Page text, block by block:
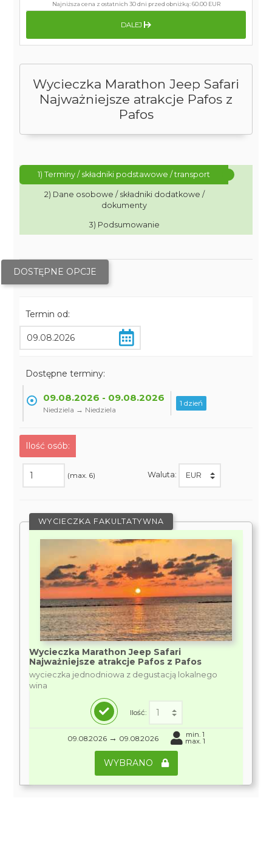
Wycieczka Marathon Jeep Safari
Najważniejsze atrakcje Pafos z
Pafos
1) Terminy / składniki podstawowe / transport
2) Dane osobowe / składniki dodatkowe /
dokumenty
3) Podsumowanie
DOSTĘPNE OPCJE
Termin od:
Dostępne terminy:
09.08.2026 - 09.08.2026
Niedziela → Niedziela
1 dzień
Ilość osób:
(max. 6) Waluta:
WYCIECZKA FAKULTATYWNA
Wycieczka Marathon Jeep Safari
Najważniejsze atrakcje Pafos z Pafos
wycieczka jednodniowa z degustacją lokalnego
wina
Ilość:
09.08.2026 → 09.08.2026 min. 1
max. 1
WYBRANO
Najniższa cena z ostatnich 30 dni przed obniżką:60.00 EUR
DALEJ